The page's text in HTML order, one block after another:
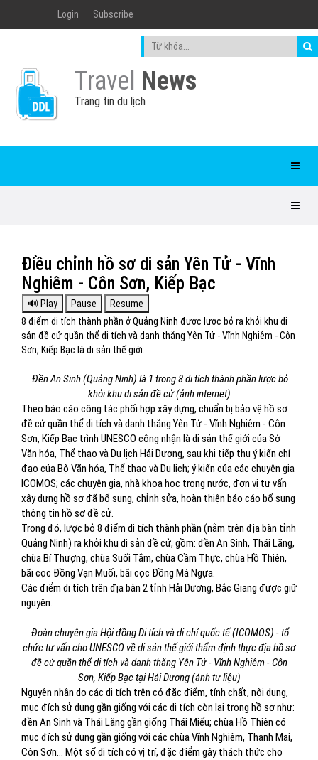
Login Subscribe
Travel News
Trang tin du lịch
Điều chỉnh hồ sơ di sản Yên Tử - Vĩnh
Nghiêm - Côn Sơn, Kiếp Bạc
8 điểm di tích thành phần ở Quảng Ninh được lược bỏ ra khỏi khu di
sản đề cử quần thể di tích và danh thắng Yên Tử - Vĩnh Nghiêm - Côn
Sơn, Kiếp Bạc là di sản thế giới.
Đền An Sinh (Quảng Ninh) là 1 trong 8 di tích thành phần lược bỏ
khỏi khu di sản đề cử (ảnh internet)
Theo báo cáo công tác phối hợp xây dựng, chuẩn bị bảo vệ hồ sơ
đề cử quần thể di tích và danh thắng Yên Tử - Vĩnh Nghiêm - Côn
Sơn, Kiếp Bạc trình UNESCO công nhận là di sản thế giới của Sở
Văn hóa, Thể thao và Du lịch Hải Dương, sau khi tiếp thu ý kiến chỉ
đạo của Bộ Văn hóa, Thể thao và Du lịch; ý kiến của các chuyên gia
ICOMOS; các chuyên gia, nhà khoa học trong nước, đơn vị tư vấn
xây dựng hồ sơ đã bổ sung, chỉnh sửa, hoàn thiện báo cáo bổ sung
thông tin hồ sơ đề cử.
Trong đó, lược bỏ 8 điểm di tích thành phần (nằm trên địa bàn tỉnh
Quảng Ninh) ra khỏi khu di sản đề cử, gồm: đền An Sinh, Thái Lăng,
chùa Bí Thượng, chùa Suối Tắm, chùa Cầm Thực, chùa Hồ Thiên,
bãi cọc Đồng Vạn Muối, bãi cọc Đồng Má Ngựa.
Các điểm di tích trên địa bàn 2 tỉnh Hải Dương, Bắc Giang được giữ
nguyên.
Đoàn chuyên gia Hội đồng Di tích và di chỉ quốc tế (ICOMOS) - tổ
chức tư vấn cho UNESCO về di sản thế giới thẩm định thực địa hồ sơ
đề cử quần thể di tích và danh thắng Yên Tử - Vĩnh Nghiêm - Côn
Sơn, Kiếp Bạc tại Hải Dương (ảnh tư liệu)
Nguyên nhân do các di tích trên có đặc điểm, tính chất, nội dung,
mục đích sử dụng gần giống với các di tích còn lại trong hồ sơ như:
đền An Sinh và Thái Lăng gần giống Thái Miếu; chùa Hồ Thiên có
mục đích sử dụng gần giống với các chùa Vĩnh Nghiêm, Thanh Mai,
Côn Sơn… Một số di tích có vị trí, đặc điểm gây thách thức cho